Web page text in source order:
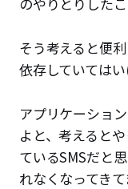
そう考えると便
依存していては
アプリケーショ
よと、考えると
ているSMSだと
れなくなってきて